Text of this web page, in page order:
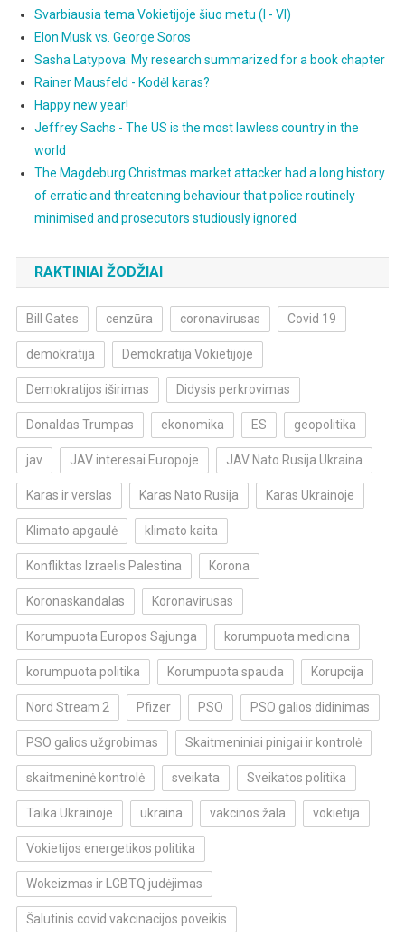
Svarbiausia tema Vokietijoje šiuo metu (I - VI)
Elon Musk vs. George Soros
Sasha Latypova: My research summarized for a book chapter
Rainer Mausfeld - Kodėl karas?
Happy new year!
Jeffrey Sachs - The US is the most lawless country in the
world
The Magdeburg Christmas market attacker had a long history
of erratic and threatening behaviour that police routinely
minimised and prosecutors studiously ignored
RAKTINIAI ŽODŽIAI
Bill Gates cenzūra coronavirusas Covid 19
demokratija Demokratija Vokietijoje
Demokratijos iširimas Didysis perkrovimas
Donaldas Trumpas ekonomika ES geopolitika
jav JAV interesai Europoje JAV Nato Rusija Ukraina
Karas ir verslas Karas Nato Rusija Karas Ukrainoje
Klimato apgaulė klimato kaita
Konfliktas Izraelis Palestina Korona
Koronaskandalas Koronavirusas
Korumpuota Europos Sąjunga korumpuota medicina
korumpuota politika Korumpuota spauda Korupcija
Nord Stream 2 Pfizer PSO PSO galios didinimas
PSO galios užgrobimas Skaitmeniniai pinigai ir kontrolė
skaitmeninė kontrolė sveikata Sveikatos politika
Taika Ukrainoje ukraina vakcinos žala vokietija
Vokietijos energetikos politika
Wokeizmas ir LGBTQ judėjimas
Šalutinis covid vakcinacijos poveikis